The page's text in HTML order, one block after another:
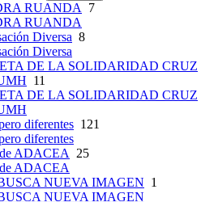
RUANDA 7
RUANDA
Diversa 8
Diversa
DE LA SOLIDARIDAD CRUZ
11
DE LA SOLIDARIDAD CRUZ
diferentes 121
diferentes
ADACEA 25
ADACEA
NUEVA IMAGEN 1
NUEVA IMAGEN